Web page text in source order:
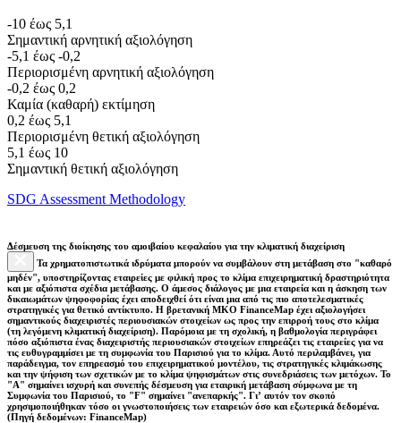
-10 έως 5,1
Σημαντική αρνητική αξιολόγηση
-5,1 έως -0,2
Περιορισμένη αρνητική αξιολόγηση
-0,2 έως 0,2
Καμία (καθαρή) εκτίμηση
0,2 έως 5,1
Περιορισμένη θετική αξιολόγηση
5,1 έως 10
Σημαντική θετική αξιολόγηση
SDG Assessment Methodology
Δέσμευση της διοίκησης του αμοιβαίου κεφαλαίου για την κλιματική διαχείριση
Τα χρηματοπιστωτικά ιδρύματα μπορούν να συμβάλουν στη μετάβαση στο "καθαρό
μηδέν", υποστηρίζοντας εταιρείες με φιλική προς το κλίμα επιχειρηματική δραστηριότητα
και με αξιόπιστα σχέδια μετάβασης. Ο άμεσος διάλογος με μια εταιρεία και η άσκηση των
δικαιωμάτων ψηφοφορίας έχει αποδειχθεί ότι είναι μια από τις πιο αποτελεσματικές
στρατηγικές για θετικό αντίκτυπο. Η βρετανική ΜΚΟ FinanceMap έχει αξιολογήσει
σημαντικούς διαχειριστές περιουσιακών στοιχείων ως προς την επιρροή τους στο κλίμα
(τη λεγόμενη κλιματική διαχείριση). Παρόμοια με τη σχολική, η βαθμολογία περιγράφει
πόσο αξιόπιστα ένας διαχειριστής περιουσιακών στοιχείων επηρεάζει τις εταιρείες για να
τις ευθυγραμμίσει με τη συμφωνία του Παρισιού για το κλίμα. Αυτό περιλαμβάνει, για
παράδειγμα, τον επηρεασμό του επιχειρηματικού μοντέλου, τις στρατηγικές κλιμάκωσης
και την ψήφιση των σχετικών με το κλίμα ψηφισμάτων στις συνεδριάσεις των μετόχων. Το
"Α" σημαίνει ισχυρή και συνεπής δέσμευση για εταιρική μετάβαση σύμφωνα με τη
Συμφωνία του Παρισιού, το "F" σημαίνει "ανεπαρκής". Γι’ αυτόν τον σκοπό
χρησιμοποιήθηκαν τόσο οι γνωστοποιήσεις των εταιρειών όσο και εξωτερικά δεδομένα.
(Πηγή δεδομένων: FinanceMap)